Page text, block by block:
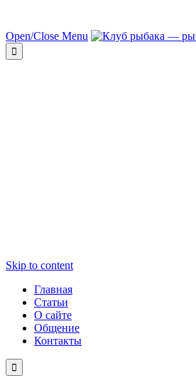
Open/Close Menu

Skip to content
Главная
Статьи
О сайте
Общение
Контакты
